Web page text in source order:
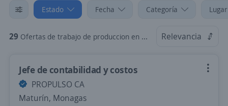
Estado Fecha Categoría
29 Ofertas de trabajo de produccion en Monagas Relevancia
Jefe de contabilidad y costos
PROPULSO CA
Maturín, Monagas